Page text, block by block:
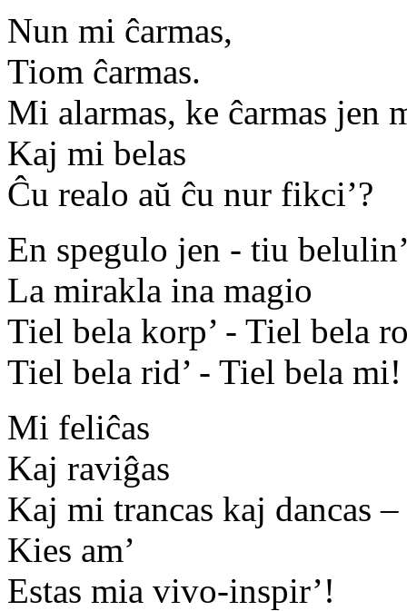
Nun mi ĉarmas,
Tiom ĉarmas.
Mi alarmas, ke ĉarmas jen
Kaj mi belas
Ĉu realo aŭ ĉu nur fikci’?
En spegulo jen - tiu
La mirakla ina magio
Tiel bela korp’ - Tiel bela
Tiel bela rid’ - Tiel bela mi!
Mi feliĉas
Kaj raviĝas
Kaj mi trancas kaj dancas
Kies am’
Estas mia vivo-inspir’!